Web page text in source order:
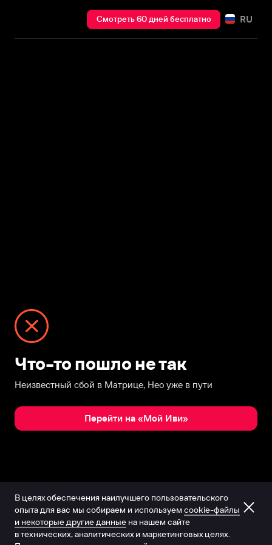
Смотреть 60 дней бесплатно RU
Что-то пошло не так
Неизвестный сбой в Матрице, Нео уже в пути
Перейти на «Мой Иви»
В целях обеспечения наилучшего пользовательского
опыта для вас мы собираем и используем cookie-файлы
и некоторые другие данные на нашем сайте
в технических, аналитических и маркетинговых целях.